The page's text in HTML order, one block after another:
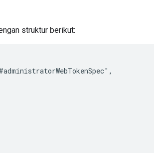
struktur berikut: